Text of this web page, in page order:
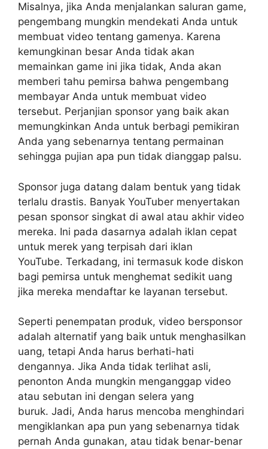
Misalnya, jika Anda menjalankan saluran game,
pengembang mungkin mendekati Anda untuk
membuat video tentang gamenya. Karena
kemungkinan besar Anda tidak akan
memainkan game ini jika tidak, Anda akan
memberi tahu pemirsa bahwa pengembang
membayar Anda untuk membuat video
tersebut. Perjanjian sponsor yang baik akan
memungkinkan Anda untuk berbagi pemikiran
Anda yang sebenarnya tentang permainan
sehingga pujian apa pun tidak dianggap palsu.
Sponsor juga datang dalam bentuk yang tidak
terlalu drastis. Banyak YouTuber menyertakan
pesan sponsor singkat di awal atau akhir video
mereka. Ini pada dasarnya adalah iklan cepat
untuk merek yang terpisah dari iklan
YouTube. Terkadang, ini termasuk kode diskon
bagi pemirsa untuk menghemat sedikit uang
jika mereka mendaftar ke layanan tersebut.
Seperti penempatan produk, video bersponsor
adalah alternatif yang baik untuk menghasilkan
uang, tetapi Anda harus berhati-hati
dengannya. Jika Anda tidak terlihat asli,
penonton Anda mungkin menganggap video
atau sebutan ini dengan selera yang
buruk. Jadi, Anda harus mencoba menghindari
mengiklankan apa pun yang sebenarnya tidak
pernah Anda gunakan, atau tidak benar-benar